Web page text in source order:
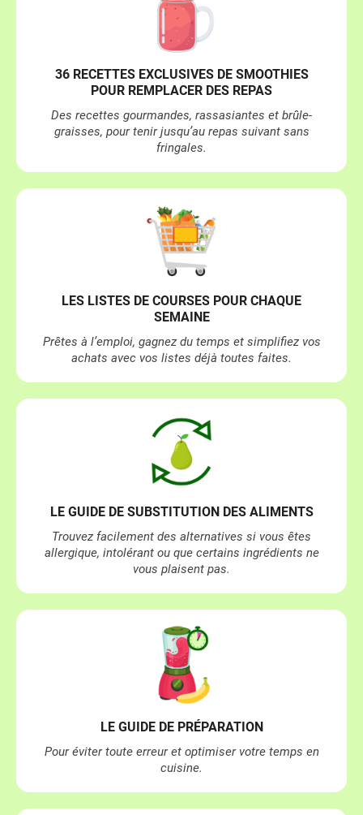
36 RECETTES EXCLUSIVES DE SMOOTHIES
POUR REMPLACER DES REPAS
Des recettes gourmandes, rassasiantes et brûle-
graisses, pour tenir jusqu’au repas suivant sans
fringales.
LES LISTES DE COURSES POUR CHAQUE
SEMAINE
Prêtes à l’emploi, gagnez du temps et simplifiez vos
achats avec vos listes déjà toutes faites.
​LE ​​GUIDE DE SUBSTITUTION DES ALIMENTS
Trouvez facilement des alternatives si vous êtes
allergique, intolérant ou que certains ingrédients ne
vous plaisent pas.
LE ​​GUIDE DE PRÉPARATION
Pour éviter toute erreur et optimiser votre temps en
cuisine.